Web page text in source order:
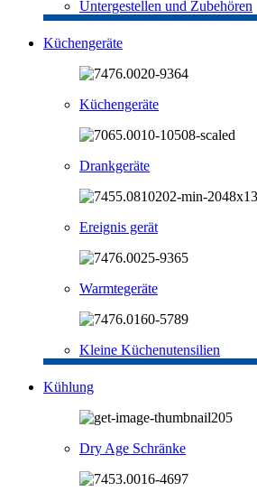
Untergestellen und Zubehören
Küchengeräte
Küchengeräte
Drankgeräte
Ereignis gerät
Warmtegeräte
Kleine Küchenutensilien
Kühlung
Dry Age Schränke